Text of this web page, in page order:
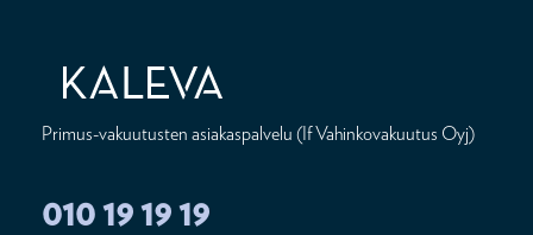
Primus-vakuutusten asiakaspalvelu (If Vahinkovakuutus Oyj)
010 19 19 19